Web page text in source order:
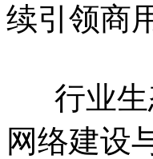
续引领商
行业生
网络建设